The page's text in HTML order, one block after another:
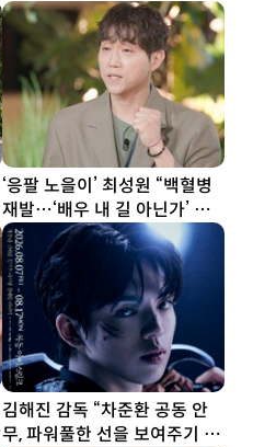
[DA★]
‘응팔 노을이’ 최성원 “백혈병
재발…‘배우 내 길 아닌가’ 싶
었다” (해투)
김해진 감독 “차준환 공동 안
무, 파워풀한 선을 보여주기 위